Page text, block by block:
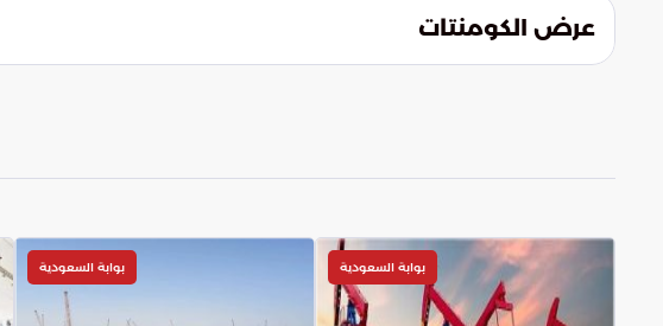
ستحدد ملامح خريطة الطاقة العالمية في السنوات القادمة.
عرض الكومنتات
بوابة السعودية بوابة السعودية